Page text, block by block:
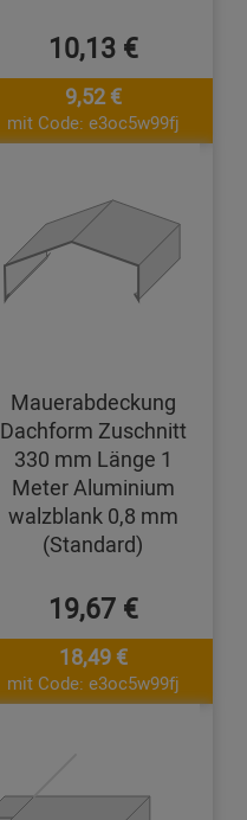
10,13 €
9,52 €
mit Code: e3oc5w99fj
Mauerabdeckung
Dachform Zuschnitt
330 mm Länge 1
Meter Aluminium
walzblank 0,8 mm
(Standard)
19,67 €
18,49 €
mit Code: e3oc5w99fj